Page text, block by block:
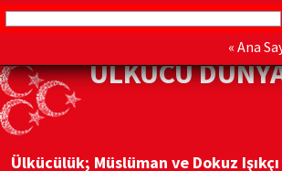
« Ana
ÜLKÜCÜ
Ülkücülük; Müslüman ve Dokuz